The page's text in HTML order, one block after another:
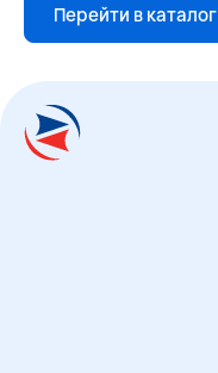
Перейти в каталог